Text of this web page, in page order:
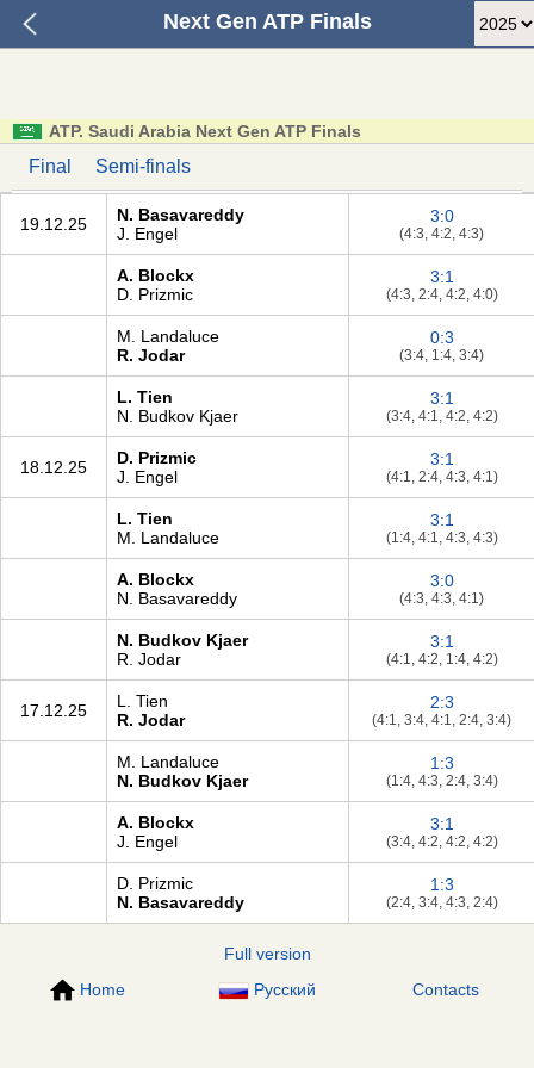
Next Gen ATP Finals
ATP. Saudi Arabia Next Gen ATP Finals
Final Semi-finals
19.12.25
N. Basavareddy
J. Engel
3:0
(4:3, 4:2, 4:3)
A. Blockx
D. Prizmic
3:1
(4:3, 2:4, 4:2, 4:0)
M. Landaluce
R. Jodar
0:3
(3:4, 1:4, 3:4)
L. Tien
N. Budkov Kjaer
3:1
(3:4, 4:1, 4:2, 4:2)
18.12.25
D. Prizmic
J. Engel
3:1
(4:1, 2:4, 4:3, 4:1)
L. Tien
M. Landaluce
3:1
(1:4, 4:1, 4:3, 4:3)
A. Blockx
N. Basavareddy
3:0
(4:3, 4:3, 4:1)
N. Budkov Kjaer
R. Jodar
3:1
(4:1, 4:2, 1:4, 4:2)
17.12.25
L. Tien
R. Jodar
2:3
(4:1, 3:4, 4:1, 2:4, 3:4)
M. Landaluce
N. Budkov Kjaer
1:3
(1:4, 4:3, 2:4, 3:4)
A. Blockx
J. Engel
3:1
(3:4, 4:2, 4:2, 4:2)
D. Prizmic
N. Basavareddy
1:3
(2:4, 3:4, 4:3, 2:4)
Full version
Home
Русский Contacts